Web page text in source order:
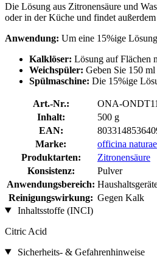
Die Lösung aus Zitronensäure und
oder in der Küche und findet
Anwendung: Um eine 15%ige
Kalklöser: Lösung auf Flächen
Weichspüler: Geben Sie 150
Spülmaschine: Die 15%ige
Art.-Nr.:
ONA-
Inhalt:
500 g
EAN:
Marke:
officina naturae
Produktarten:
Zitronensäure
Konsistenz:
Pulver
Anwendungsbereich:
Reinigungswirkung: Gegen Kalk
Inhaltsstoffe (INCI)
Citric Acid
Sicherheits- & Gefahrenhinweise